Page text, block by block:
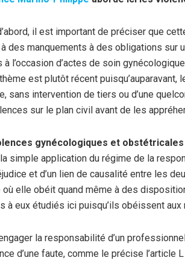
p
il est important de préciser que
des manquements à des obligations sur
à l’occasion d’actes de soin
est plutôt récent
sans intervention de tiers ou d’une
sur le plan civil avant de les
gynécologiques et
la simple application du régime de la
et d’un lien de causalité entre les
où elle obéit quand même à des
à eux étudiés ici puisqu’ils obéissent
la responsabilité d’un
d’une faute, comme le précise